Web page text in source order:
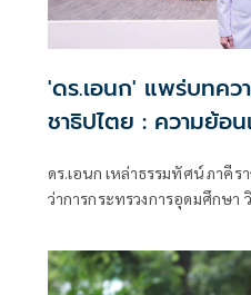
'ดร.เอนก' แพร่บทคว
ชาธิปไตย : ความย้อ
ดร.เอนก เหล่าธรรมทัศน์ ภาคี
ว่าการกระทรวงการอุดมศึกษา
ความย้อนแย้งในการเมืองไทย